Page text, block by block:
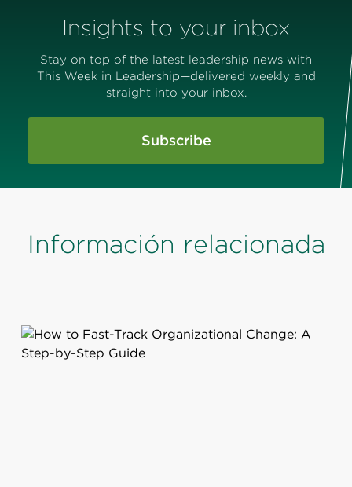
Insights to your inbox
Stay on top of the latest leadership news with
This Week in Leadership—delivered weekly and
straight into your inbox.
Subscribe
Información relacionada